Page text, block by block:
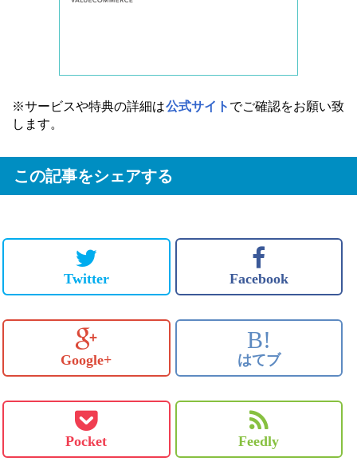
※サービスや特典の詳細は公式サイト でご確認をお願い致
します。
この記事をシェアする
Twitter Facebook
Google+
B!
はてブ
Pocket Feedly